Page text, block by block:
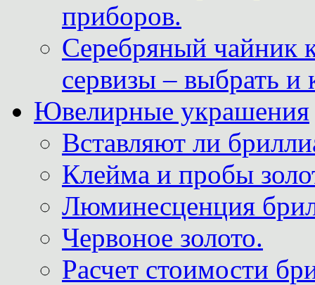
приборов.
Серебряный чайник
сервизы – выбрать и
Ювелирные украшения
Вставляют ли
Клейма и пробы
Люминесценция
Червоное золото.
Расчет стоимости